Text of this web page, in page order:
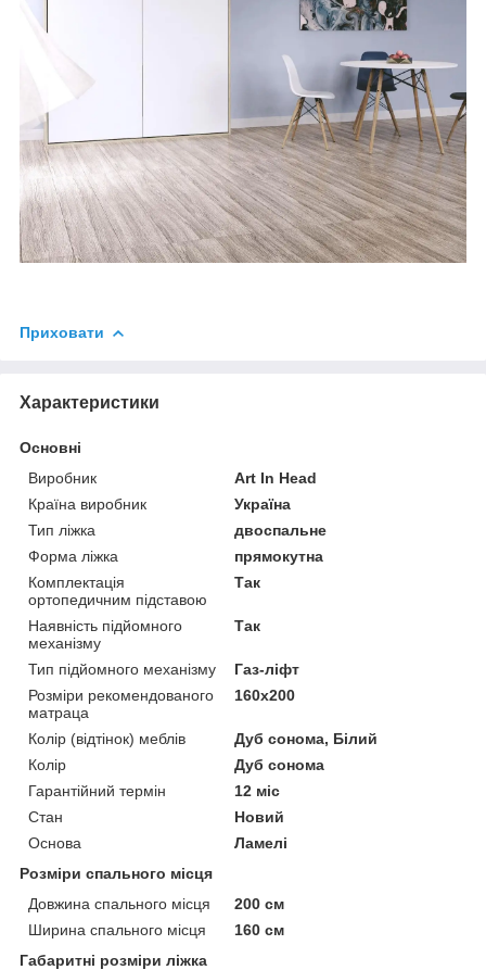
Приховати
Характеристики
Основні
Виробник
Art In Head
Країна виробник
Україна
Тип ліжка
двоспальне
Форма ліжка
прямокутна
Комплектація
ортопедичним підставою
Так
Наявність підйомного
механізму
Так
Тип підйомного механізму
Газ-ліфт
Розміри рекомендованого
матраца
160х200
Колір (відтінок) меблів
Дуб сонома, Білий
Колір
Дуб сонома
Гарантійний термін
12 міс
Стан
Новий
Основа
Ламелі
Розміри спального місця
Довжина спального місця
200 см
Ширина спального місця
160 см
Габаритні розміри ліжка